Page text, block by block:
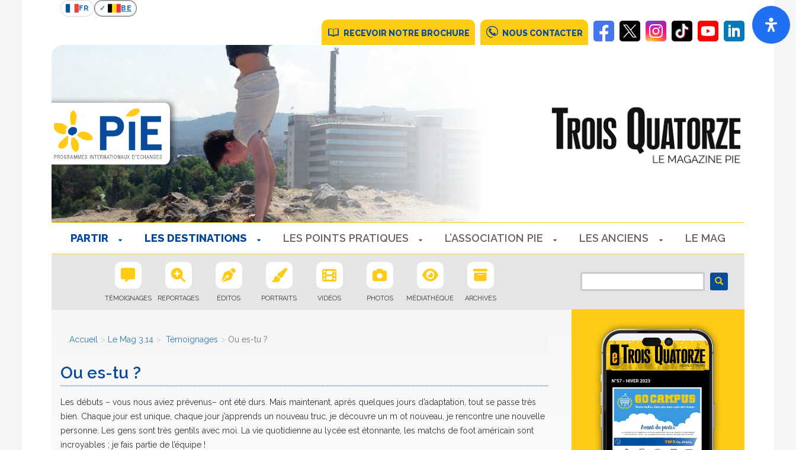
FR BE
RECEVOIR NOTRE BROCHURE NOUS CONTACTER
PARTIR LES DESTINATIONS LES POINTS PRATIQUES L’ASSOCIATION PIE LES ANCIENS LE MAG
TÉMOIGNAGES REPORTAGES ÉDITOS PORTRAITS VIDÉOS PHOTOS MÉDIATHÈQUE ARCHIVES
Accueil Le Mag 3.14 Témoignages Ou es-tu ?
Ou es-tu ?
Les débuts – vous nous aviez prévenus– ont été durs. Mais maintenant, après quelques jours d’adaptation, tout se passe très
bien. Chaque jour est unique, chaque jour j’apprends un nouveau truc, je découvre un m ot nouveau, je rencontre une nouvelle
personne. Les gens sont très gentils avec moi. La vie quotidienne au lycée est étonnante, les matchs de foot américain sont
incroyables ; je fais partie de l’équipe !